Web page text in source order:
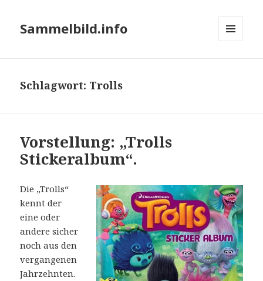
Sammelbild.info
Schlagwort: Trolls
Vorstellung: „Trolls
Stickeralbum“.
Die „Trolls“
kennt der
eine oder
andere sicher
noch aus den
vergangenen
Jahrzehnten.